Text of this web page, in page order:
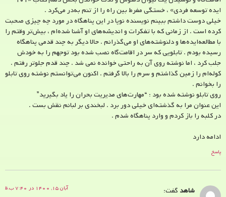
ایده توسعه فردی» ، خستگی مفرط بین راه را از تنم به‌در می‌کرد .
خیلی دوست داشتم ببینم نویسنده نوپا در این پناهگاه در مورد چه چیزی صحبت
کرده است . از زمانی که با تفکرات و اندیشه‌های او آشنا شده‌ام ، بیش‌تر وقتم را
با مطالعه‌ایده‌ها و دلنوشته‌های او می‌گذرانم . حالا دیگر به چند قدمی پناهگاه
رسیده بودم . تابلویی که سر در اقامت‌گاه نصب شده بود توجهم را به خودش
جلب کرد ، اما نوشته روی آن به راحتی خوانده نمی شد . چند قدم جلوتر رفتم .
کوله‌ام را زمین گذاشتم و سرم را بالا گرفتم . اکنون می‌توانستم نوشته روی تابلو
را بخوانم .
روی تابلو نوشته شده بود : “مهارت‌های مدیریت بحران را یاد بگیرید”
این عنوان مرا به گذشته‌ای خیلی دور برد . لبخندی بر لبانم نقش بست .
در کلبه را باز کردم و وارد پناهگاه شدم .
ادامه دارد
پاسخ
شاهد گفت: آبان ۱۵, ۱۴۰۰ در ۷:۴۰ ب.ظ